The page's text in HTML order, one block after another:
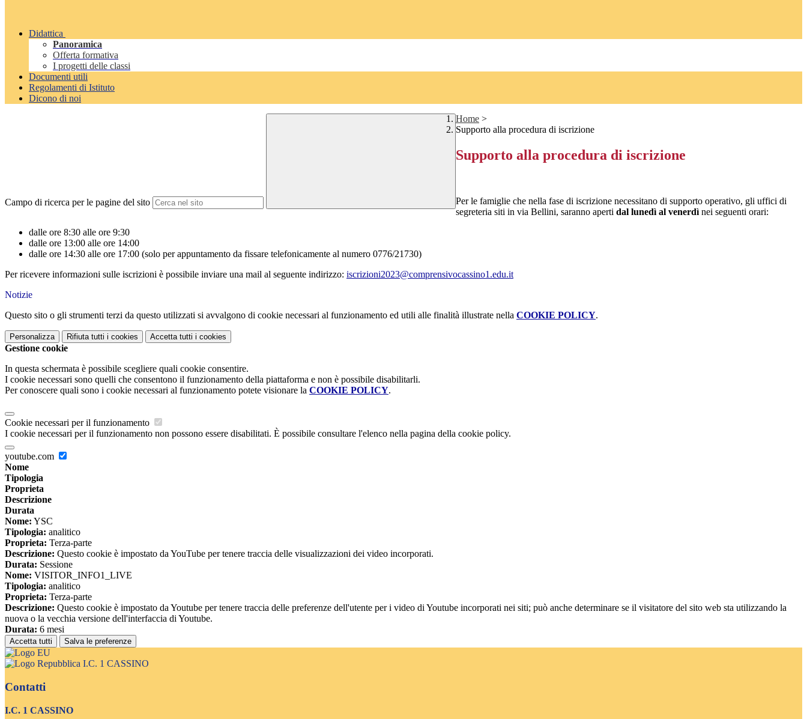
Didattica
Panoramica
Offerta formativa
I progetti delle classi
Documenti utili
Regolamenti di Istituto
Dicono di noi
Campo di ricerca per le pagine del sito
Home >
Supporto alla procedura di iscrizione
Supporto alla procedura di iscrizione
Per le famiglie che nella fase di iscrizione necessitano di supporto operativo, gli uffici di
segreteria siti in via Bellini, saranno aperti dal lunedì al venerdì nei seguenti orari:
dalle ore 8:30 alle ore 9:30
dalle ore 13:00 alle ore 14:00
dalle ore 14:30 alle ore 17:00 (solo per appuntamento da fissare telefonicamente al numero 0776/21730)
Per ricevere informazioni sulle iscrizioni è possibile inviare una mail al seguente indirizzo: iscrizioni2023@comprensivocassino1.edu.it
Notizie
Questo sito o gli strumenti terzi da questo utilizzati si avvalgono di cookie necessari al funzionamento ed utili alle finalità illustrate nella COOKIE POLICY.
Personalizza Rifiuta tutti i cookies Accetta tutti i cookies
Gestione cookie
In questa schermata è possibile scegliere quali cookie consentire.
I cookie necessari sono quelli che consentono il funzionamento della piattaforma e non è possibile disabilitarli.
Per conoscere quali sono i cookie necessari al funzionamento potete visionare la COOKIE POLICY.
Cookie necessari per il funzionamento
I cookie necessari per il funzionamento non possono essere disabilitati. È possibile consultare l'elenco nella pagina della cookie policy.
youtube.com
Nome
Tipologia
Proprieta
Descrizione
Durata
Nome: YSC
Tipologia: analitico
Proprieta: Terza-parte
Descrizione: Questo cookie è impostato da YouTube per tenere traccia delle visualizzazioni dei video incorporati.
Durata: Sessione
Nome: VISITOR_INFO1_LIVE
Tipologia: analitico
Proprieta: Terza-parte
Descrizione: Questo cookie è impostato da Youtube per tenere traccia delle preferenze dell'utente per i video di Youtube incorporati nei siti; può anche determinare se il visitatore del sito web sta utilizzando la
nuova o la vecchia versione dell'interfaccia di Youtube.
Durata: 6 mesi
Accetta tutti Salva le preferenze
I.C. 1 CASSINO
Contatti
I.C. 1 CASSINO